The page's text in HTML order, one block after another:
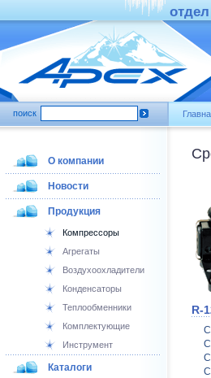
поиск
О компании
Новости
Продукция
Компрессоры
Агрегаты
Воздухоохладители
Конденсаторы
Теплообменники
Комплектующие
Инструмент
Каталоги
R-